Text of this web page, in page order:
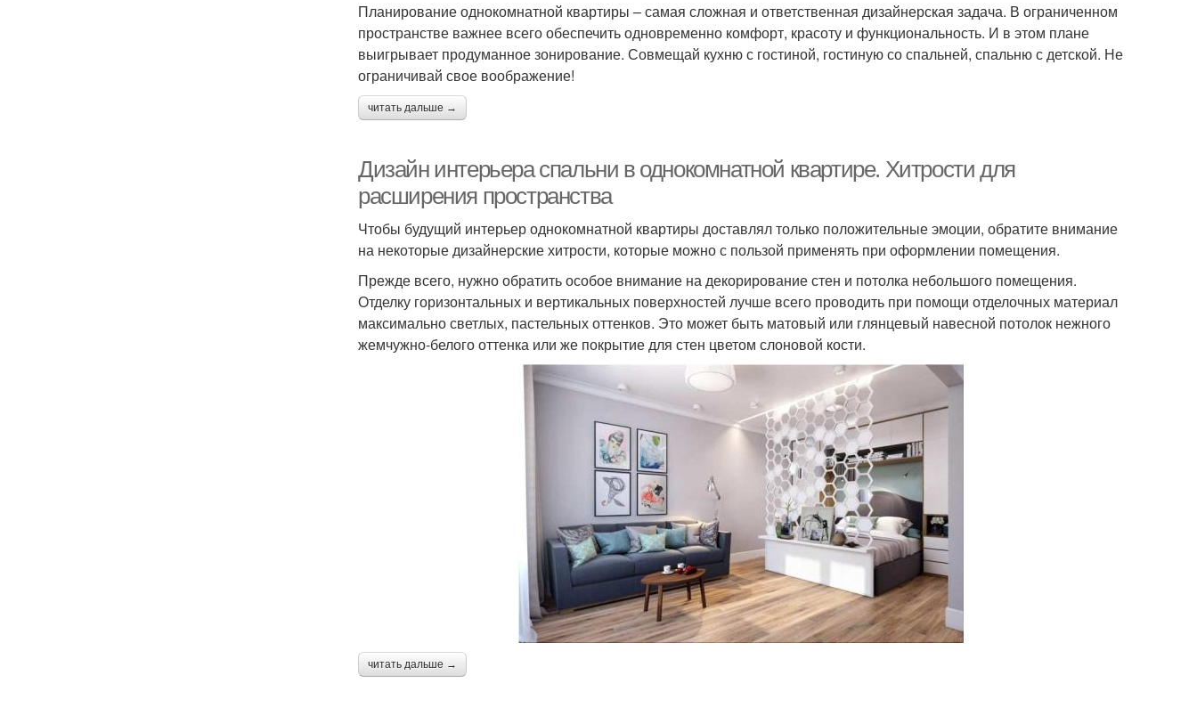
Планирование однокомнатной квартиры – самая сложная и ответственная дизайнерская задача. В ограниченном
пространстве важнее всего обеспечить одновременно комфорт, красоту и функциональность. И в этом плане
выигрывает продуманное зонирование. Совмещай кухню с гостиной, гостиную со спальней, спальню с детской. Не
ограничивай свое воображение!
читать дальше →
Дизайн интерьера спальни в однокомнатной квартире. Хитрости для
расширения пространства
Чтобы будущий интерьер однокомнатной квартиры доставлял только положительные эмоции, обратите внимание
на некоторые дизайнерские хитрости, которые можно с пользой применять при оформлении помещения.
Прежде всего, нужно обратить особое внимание на декорирование стен и потолка небольшого помещения.
Отделку горизонтальных и вертикальных поверхностей лучше всего проводить при помощи отделочных материал
максимально светлых, пастельных оттенков. Это может быть матовый или глянцевый навесной потолок нежного
жемчужно-белого оттенка или же покрытие для стен цветом слоновой кости.
читать дальше →